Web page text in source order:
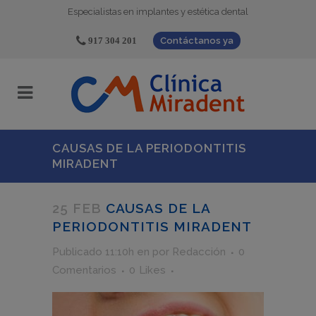
Especialistas en implantes y estética dental
917 304 201 Contáctanos ya
CAUSAS DE LA PERIODONTITIS
MIRADENT
25 FEB CAUSAS DE LA
PERIODONTITIS MIRADENT
Publicado 11:10h en por Redacción
0
Comentarios
0 Likes